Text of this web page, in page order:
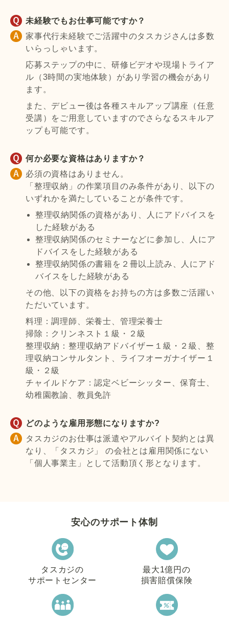
未経験でもお仕事可能ですか？
家事代行未経験でご活躍中のタスカジさんは多数
いらっしゃいます。
応募ステップの中に、研修ビデオや現場トライア
ル（3時間の実地体験）があり学習の機会があり
ます。
また、デビュー後は各種スキルアップ講座（任意
受講）をご用意していますのでさらなるスキルア
ップも可能です。
何か必要な資格はありますか？
必須の資格はありません。
「整理収納」の作業項目のみ条件があり、以下の
いずれかを満たしていることが条件です。
整理収納関係の資格があり、人にアドバイスを
した経験がある
整理収納関係のセミナーなどに参加し、人にア
ドバイスをした経験がある
整理収納関係の書籍を２冊以上読み、人にアド
バイスをした経験がある
その他、以下の資格をお持ちの方は多数ご活躍い
ただいています。
料理：調理師、栄養士、管理栄養士
掃除：クリンネスト１級・２級
整理収納：整理収納アドバイザー１級・２級、整
理収納コンサルタント、ライフオーガナイザー１
級・２級
チャイルドケア：認定ベビーシッター、保育士、
幼稚園教諭、教員免許
どのような雇用形態になりますか?
タスカジのお仕事は派遣やアルバイト契約とは異
なり、「タスカジ」 の会社とは雇用関係にない
「個人事業主」として活動頂く形となります。
安心のサポート体制
タスカジの
サポートセンター
最大1億円の
損害賠償保険